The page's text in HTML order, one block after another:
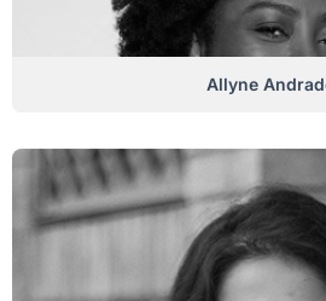
Allyne